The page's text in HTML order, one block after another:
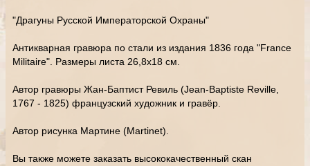
"Драгуны Русской Императорской Охраны"
Антикварная гравюра по стали из издания 1836 года "France
Militaire". Размеры листа 26,8х18 см.
Автор гравюры Жан-Баптист Ревиль (Jean-Baptiste Reville,
1767 - 1825) французский художник и гравёр.
Автор рисунка Мартине (Martinet).
Вы также можете заказать высококачественный скан